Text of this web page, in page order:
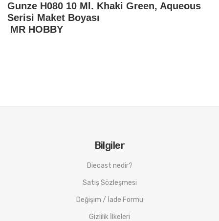
Gunze H080 10 Ml. Khaki Green, Aqueous
Serisi Maket Boyası
MR HOBBY
Bilgiler
Diecast nedir?
Satış Sözleşmesi
Değişim / İade Formu
Gizlilik İlkeleri